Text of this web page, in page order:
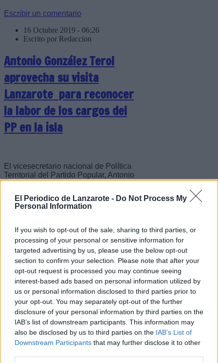
El Periodico de Lanzarote - Do Not Process My
Personal Information
If you wish to opt-out of the sale, sharing to third parties, or
processing of your personal or sensitive information for
targeted advertising by us, please use the below opt-out
section to confirm your selection. Please note that after your
opt-out request is processed you may continue seeing
interest-based ads based on personal information utilized by
us or personal information disclosed to third parties prior to
your opt-out. You may separately opt-out of the further
disclosure of your personal information by third parties on the
IAB’s list of downstream participants. This information may
also be disclosed by us to third parties on the IAB’s List of
Downstream Participants that may further disclose it to other
Escribir un comentario
16 Octubre 2019 - 06:26
Escrito por Redaccion
Antonio González Terol
aprovecha su visita
Lanzarote para reconocer
la labor de los cargos del
PP en la isla
El vicesecretario nacional de Política
Territorial del Partido Popular, Antonio
representantes del pequeño y mediano
comercio de la isla en una visita en la
presidenta regional, Australia Navarro,
la dirigente insular y alcaldesa de
Arrecife, Astrid Pérez, así como los
candidatos al Congreso de los
Diputados por la provincia de Las
Palmas y al Senado por la
circunscripción de Lanzarote,
Guillermo Mariscal, Francisco Cabrera
y Joel Delgado, respectivamente.
Escribir un comentario
14 Octubre 2019 - 20:36
Escrito por Redaccion